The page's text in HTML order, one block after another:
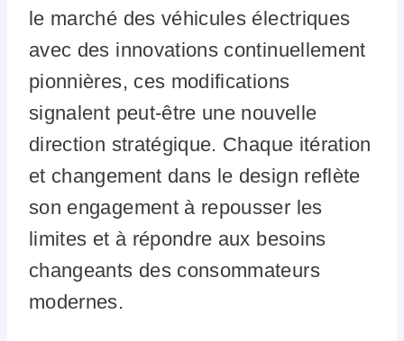
le marché des véhicules électriques
avec des innovations continuellement
pionnières, ces modifications
signalent peut-être une nouvelle
direction stratégique. Chaque itération
et changement dans le design reflète
son engagement à repousser les
limites et à répondre aux besoins
changeants des consommateurs
modernes.